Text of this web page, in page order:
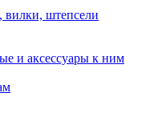
штепсели
и аксессуары к ним